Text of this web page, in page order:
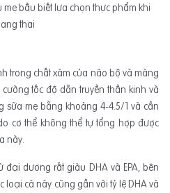
mẹ bầu biết lựa chọn thực phẩm khi
thai
trong chất xám của não bộ và màng
tốc độ dẫn truyền thần kinh và
sữa mẹ bằng khoảng 4-4.5/1 và cần
cơ thể không thể tự tổng hợp được
này.
dương rất giàu DHA và EPA, bên
loại cá này cũng gần với tỷ lệ DHA và